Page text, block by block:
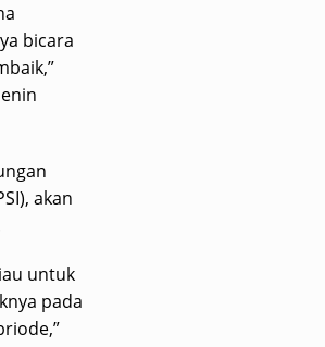
bicara
akan
untuk
pada